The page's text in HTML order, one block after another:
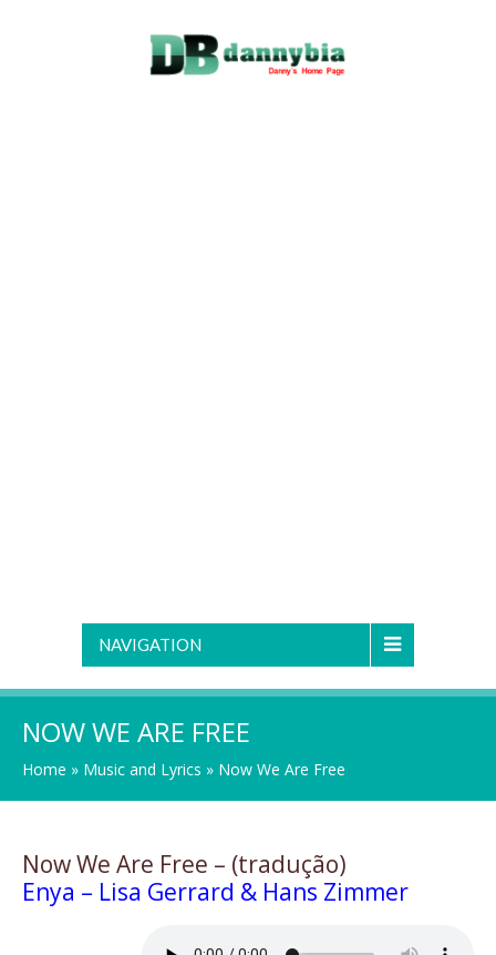
NAVIGATION
NOW WE ARE FREE
Home » Music and Lyrics » Now We Are Free
Now We Are Free – (tradução)
Enya – Lisa Gerrard & Hans Zimmer